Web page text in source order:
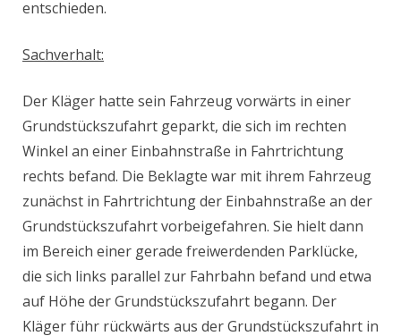
entschieden.
Sachverhalt:
Der Kläger hatte sein Fahrzeug vorwärts in einer
Grundstückszufahrt geparkt, die sich im rechten
Winkel an einer Einbahnstraße in Fahrtrichtung
rechts befand. Die Beklagte war mit ihrem Fahrzeug
zunächst in Fahrtrichtung der Einbahnstraße an der
Grundstückszufahrt vorbeigefahren. Sie hielt dann
im Bereich einer gerade freiwerdenden Parklücke,
die sich links parallel zur Fahrbahn befand und etwa
auf Höhe der Grundstückszufahrt begann. Der
Kläger führ rückwärts aus der Grundstückszufahrt in